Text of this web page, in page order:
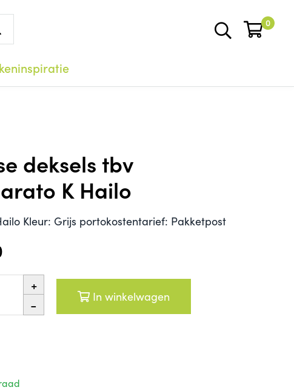
0
deksels tbv
K Hailo
Kleur: Grijs portokostentarief: Pakketpost
+
- In winkelwagen